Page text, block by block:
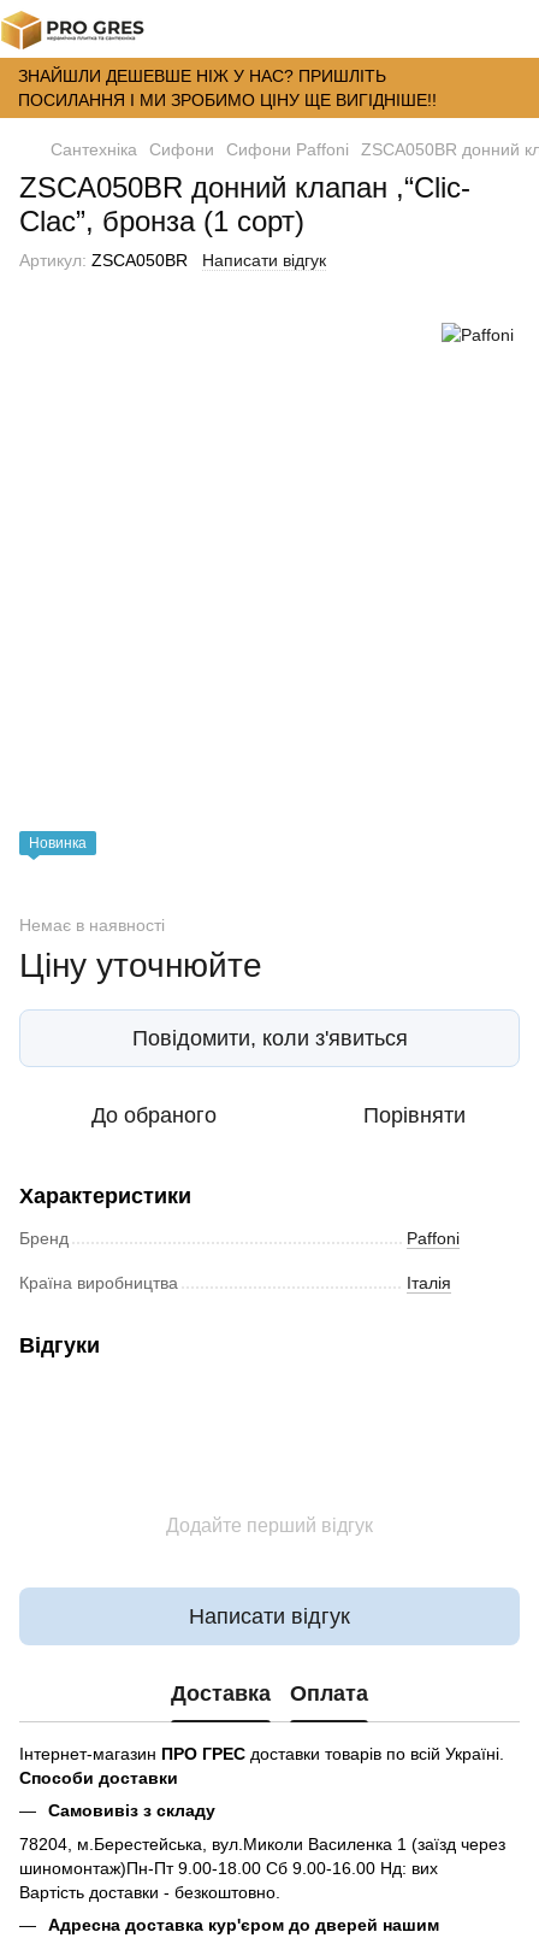
ЗНАЙШЛИ ДЕШЕВШЕ НІЖ У НАС? ПРИШЛІТЬ
ПОСИЛАННЯ І МИ ЗРОБИМО ЦІНУ ЩЕ ВИГІДНІШЕ!!
Сантехніка Сифони Сифони Paffoni ZSCA050BR донний
ZSCA050BR донний клапан ,“Clic-
Clac”, бронза (1 сорт)
Артикул: ZSCA050BR Написати відгук
Новинка
Немає в наявності
Ціну уточнюйте
Повідомити, коли з'явиться
До обраного Порівняти
Характеристики
Бренд Paffoni
Країна виробництва Італія
Відгуки
Додайте перший відгук
Написати відгук
Доставка Оплата
Інтернет-магазин ПРО ГРЕС доставки товарів по всій Україні.
Способи доставки
Самовивіз з складу
78204, м.Берестейська, вул.Миколи Василенка 1 (заїзд через
шиномонтаж)Пн-Пт 9.00-18.00 Сб 9.00-16.00 Нд: вих
Вартість доставки - безкоштовно.
Адресна доставка кур'єром до дверей нашим